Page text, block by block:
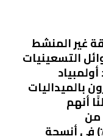
غير المنشط
التسعينيات
بالميداليات
أنهم
من
يوجد في الغالب (95٪) في أنسجة